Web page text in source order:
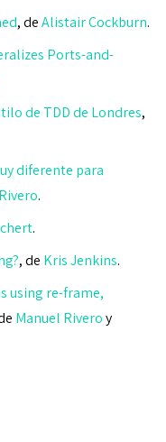
, deAlistair Cockburn.
Ports-and-
de TDD de Londres,
diferente para
.
.
, de Kris Jenkins.
using re-frame,
Manuel Riveroy